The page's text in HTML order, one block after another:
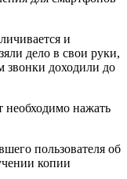
и
дело в свои руки,
звонки доходили до
необходимо нажать
пользователя об
копии